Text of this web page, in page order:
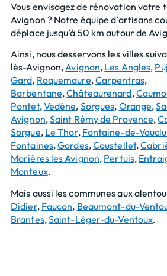
Vous envisagez de rénovation votre
Avignon ? Notre équipe d’artisans
déplace jusqu’à 50 km autour de
Ainsi, nous desservons les villes
lès-Avignon,Avignon, Les Angles,
Gard, Roquemaure,Carpentras,
Barbentane,Châteaurenard,
Pontet,Vedène, Sorgues, Orange,
Avignon,Saint Rémy de Provence,
Sorgue, Le Thor, Fontaine-de-
Fontaines,Gordes,Coustellet,
Morières les Avignon, Pertuis,
Monteux.
Mais aussi les communes aux
Didier, Faucon, Beaumont-du-
Brantes,Saint-Léger-du-Ventoux.